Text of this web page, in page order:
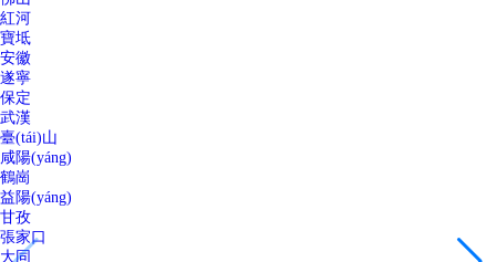
紅河
寶坻
安徽
遂寧
保定
武漢
臺(tái)山
咸陽(yáng)
鶴崗
益陽(yáng)
甘孜
張家口
大同